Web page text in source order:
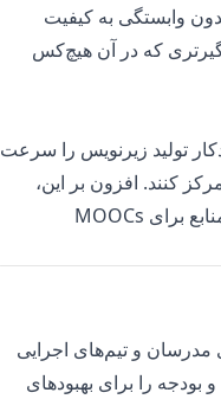
وابستگی به کیفیت
که در آن هیچ‌کس
تولید زیرنویس را سرعت
کنند. افزون بر این،
تولید فوری متن برای حجم زیادی از درس‌های ضبط‌شده یا آماده‌سازی سریع منابع برای MOOCs
مدرسان و تیم‌های اجرایی
را برای بهبودهای